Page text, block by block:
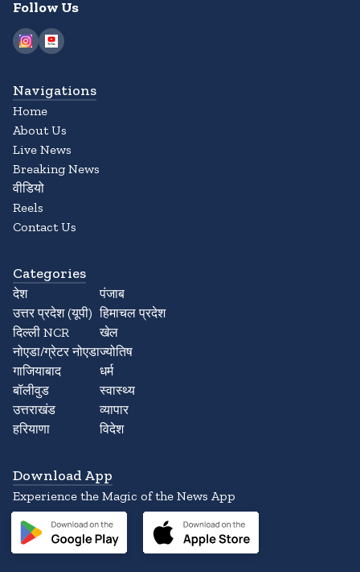
Follow Us
Navigations
Home
About Us
Live News
Breaking News
वीडियो
Reels
Contact Us
Categories
देश
उत्तर प्रदेश (यूपी)
दिल्ली NCR
नोएडा/ग्रेटर नोएडा
गाजियाबाद
बॉलीवुड
उत्तराखंड
हरियाणा
पंजाब
हिमाचल प्रदेश
खेल
ज्योतिष
धर्म
स्वास्थ्य
व्यापार
विदेश
Download App
Experience the Magic of the News App